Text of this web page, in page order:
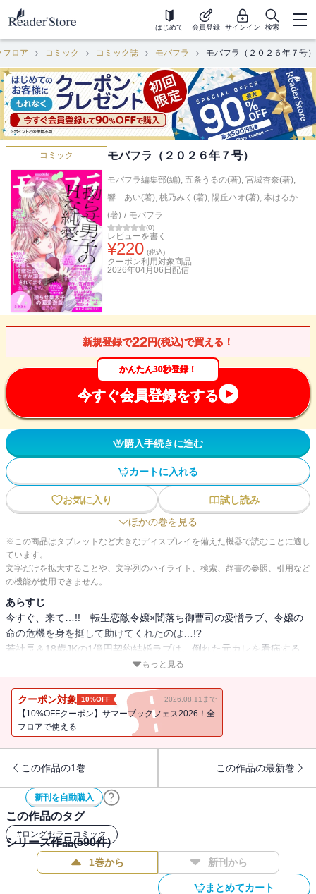
はじめて 会員登録 サインイン 検索
フロア コミック コミック誌 モバフラ モバフラ（２０２６年７号）
コミック モバフラ（２０２６年７号）
モバフラ編集部(編), 五条うるの(著), 宮城杏奈(著),
響 あい(著), 桃乃みく(著), 陽丘ハオ(著), 本はるか
(著) / モバフラ
(0)
レビューを書く
¥220 (税込)
クーポン利用対象商品
2026年04月06日 配信
新規登録で22円(税込)で買える！
かんたん30秒登録！
今すぐ会員登録をする
購入手続きに進む
カートに入れる
お気に入り
試し読み
ほかの巻を見る
※この商品はタブレットなど大きなディスプレイを備えた機器で読むことに適し
ています。
文字だけを拡大することや、文字列のハイライト、検索、辞書の参照、引用など
の機能が使用できません。
あらすじ
今すぐ、来て…!! 転生恋敵令嬢×闇落ち御曹司の愛憎ラブ、令嬢の
命の危機を身を挺して助けてくれたのは…!?
若社長＆18歳JKの1億円契約結婚ラブは、倒れた元カレを看病する
JKに、元カレの想いが限界突破して…!?
で大混乱!?
強がりOLは、内緒の推し活が彼氏にバレてピンチ!? OLが片想いし
てた主任と勢いHシちゃって…これからの関係、どうなるの…!?
五条うるの「復讐にもえる冷徹社長に、なぜか溺愛されてます」
何度も立ち上がるお前が、オレの心を急がせる。転生恋敵令嬢×闇落
ち御曹司の愛憎ラブ、番犬に襲われ絶体絶命の令嬢を助けに来たの
は…!?
原作・宮城杏奈/作画・響あい「旦那様はすべてを与える」
もう一度、ぬくもりを感じて…!! 若社長＆18歳JKの1億円契約結婚
ラブ、元カレを2人きりの部屋で看病したJKは、ふいに抱き寄せられ
もっと見る
クーポン対象 10%OFF 2026.08.11まで
【10%OFFクーポン】サマーブックフェス2026！全
フロアで使える
この作品の1巻 この作品の最新巻
新刊を自動購入
この作品のタグ
#ロングセラーコミック
シリーズ作品(590件)
1巻から 新刊から
まとめてカート